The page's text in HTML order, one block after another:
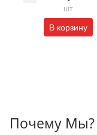
шт
В корзину
Почему Мы?